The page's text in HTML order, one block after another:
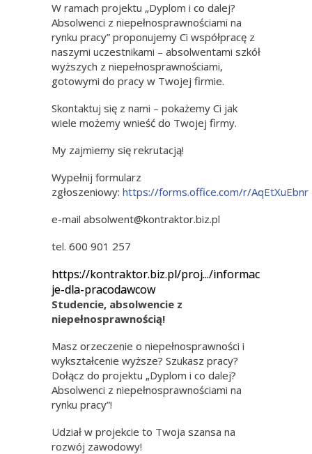
W ramach projektu „Dyplom i co dalej?
Absolwenci z niepełnosprawnościami na
rynku pracy” proponujemy Ci współpracę z
naszymi uczestnikami – absolwentami szkół
wyższych z niepełnosprawnościami,
gotowymi do pracy w Twojej firmie.
Skontaktuj się z nami – pokażemy Ci jak
wiele możemy wnieść do Twojej firmy.
My zajmiemy się rekrutacją!
Wypełnij formularz
zgłoszeniowy: https://forms.office.com/r/AqEtXuEbnr
e-mail absolwent@kontraktor.biz.pl
tel. 600 901 257
https://kontraktor.biz.pl/proj.../informac
je-dla-pracodawcow
Studencie, absolwencie z
niepełnosprawnością!
Masz orzeczenie o niepełnosprawności i
wykształcenie wyższe? Szukasz pracy?
Dołącz do projektu „Dyplom i co dalej?
Absolwenci z niepełnosprawnościami na
rynku pracy”!
Udział w projekcie to Twoja szansa na
rozwój zawodowy!